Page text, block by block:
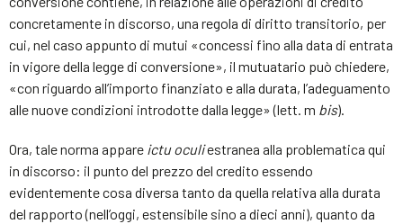
concretamente in discorso, una regola di diritto transitorio, per
cui, nel caso appunto di mutui «concessi fino alla data di entrata
in vigore della legge di conversione», il mutuatario può chiedere,
«con riguardo all’importo finanziato e alla durata, l’adeguamento
alle nuove condizioni introdotte dalla legge» (lett. m bis).
Ora, tale norma appare ictu oculiestranea alla problematica qui
in discorso: il punto del prezzo del credito essendo
evidentemente cosa diversa tanto da quella relativa alla durata
del rapporto (nell’oggi, estensibile sino a dieci anni), quanto da